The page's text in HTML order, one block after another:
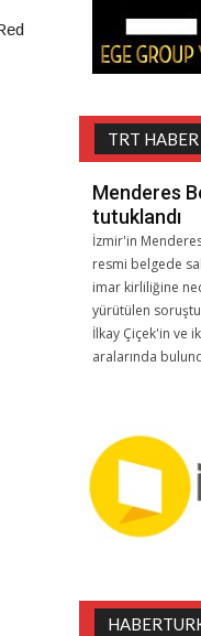
TRT
Menderes
tutuklandı
İzmir'in
resmi belgede
imar kirliliğine
yürütülen
İlkay Çiçek'in ve
aralarında